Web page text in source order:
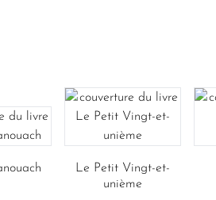
Le Petit Vingt-et-
unième